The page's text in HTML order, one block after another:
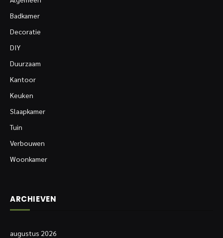
Badkamer
Decoratie
DIY
Duurzaam
Kantoor
Keuken
Slaapkamer
Tuin
Verbouwen
Woonkamer
ARCHIEVEN
augustus 2026